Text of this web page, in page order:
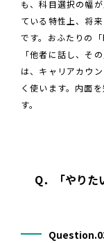
も、科目選択の幅
ている特性上、将
です。おふたりの
「他者に話し、そ
は、キャリアカウ
く使います。内面
す。
Q．「やりた